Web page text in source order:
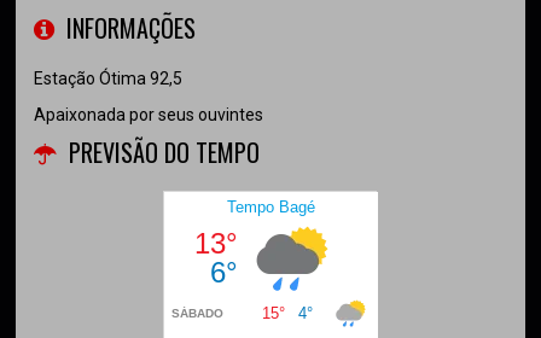
INFORMAÇÕES
Estação Ótima 92,5
Apaixonada por seus ouvintes
PREVISÃO DO TEMPO